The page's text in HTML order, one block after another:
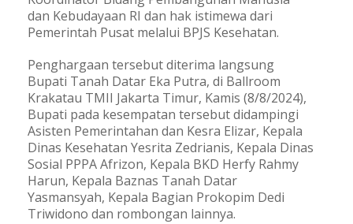
dan Kebudayaan RI dan hak istimewa dari
Pemerintah Pusat melalui BPJS Kesehatan.
Penghargaan tersebut diterima langsung
Bupati Tanah Datar Eka Putra, di Ballroom
Krakatau TMII Jakarta Timur, Kamis (8/8/2024),
Bupati pada kesempatan tersebut didampingi
Asisten Pemerintahan dan Kesra Elizar, Kepala
Dinas Kesehatan Yesrita Zedrianis, Kepala Dinas
Sosial PPPA Afrizon, Kepala BKD Herfy Rahmy
Harun, Kepala Baznas Tanah Datar
Yasmansyah, Kepala Bagian Prokopim Dedi
Triwidono dan rombongan lainnya.